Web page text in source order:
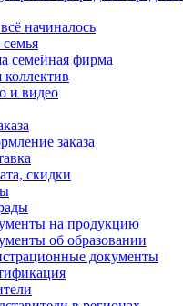
начиналось
семейная фирма
и видео
заказа
скидки
на продукцию
об образовании
документы